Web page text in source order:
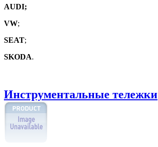
AUDI;
VW;
SEAT;
SKODA.
Инструментальные тележки